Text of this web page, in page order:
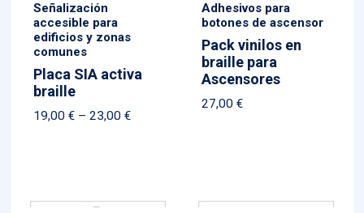
Señalización
accesible para
edificios y zonas
comunes
Placa SIA activa
braille
19,00€ – 23,00€Price
Adhesivos para
botones de ascensor
Pack vinilos en
braille para
Ascensores
27,00 €